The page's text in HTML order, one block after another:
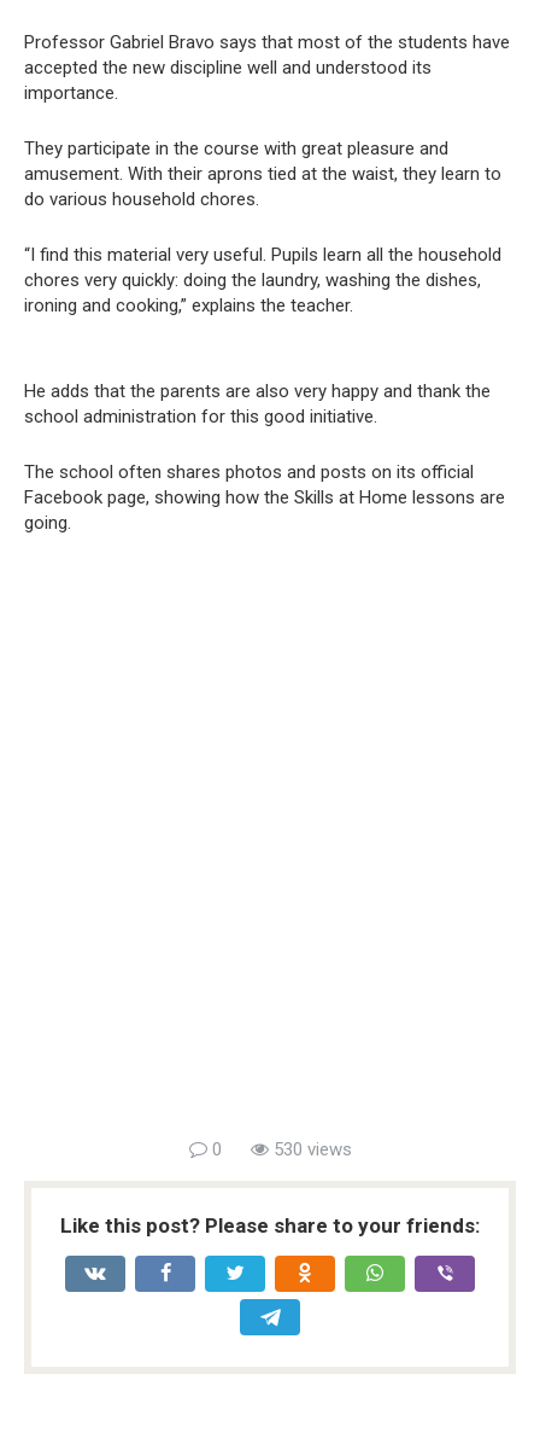
Professor Gabriel Bravo says that most of the students have
accepted the new discipline well and understood its
importance.
They participate in the course with great pleasure and
amusement. With their aprons tied at the waist, they learn to
do various household chores.
“I find this material very useful. Pupils learn all the household
chores very quickly: doing the laundry, washing the dishes,
ironing and cooking,” explains the teacher.
He adds that the parents are also very happy and thank the
school administration for this good initiative.
The school often shares photos and posts on its official
Facebook page, showing how the Skills at Home lessons are
going.
0 530 views
Like this post? Please share to your friends: